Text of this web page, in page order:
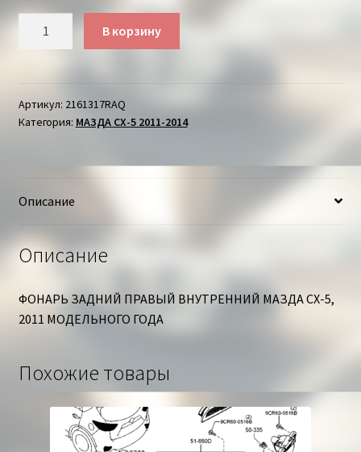
ПРАВЫЙ
ВНУТРЕННИЙ
В корзину
Артикул: 2161317RAQ
Категория: МАЗДА СХ-5 2011-2014
Описание
Описание
ФОНАРЬ ЗАДНИЙ ПРАВЫЙ ВНУТРЕННИЙ МАЗДА СХ-5,
2011 МОДЕЛЬНОГО ГОДА
Похожие товары